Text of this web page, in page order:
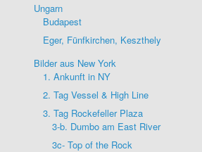
Ungarn
Budapest
Eger, Fünfkirchen, Keszthely
Bilder aus New York
1. Ankunft in NY
2. Tag Vessel & High Line
3. Tag Rockefeller Plaza
3-b. Dumbo am East River
3c- Top of the Rock